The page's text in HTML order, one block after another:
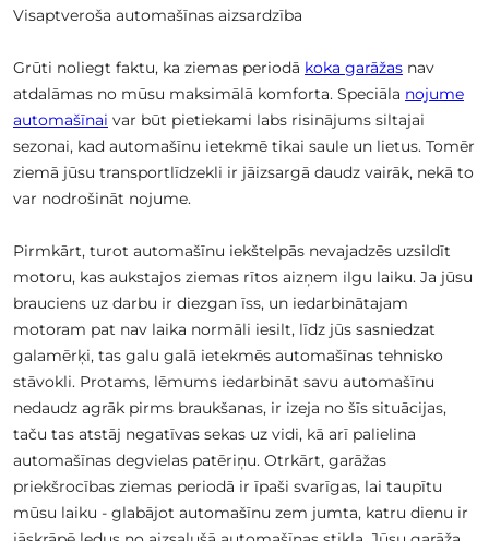
Visaptveroša automašīnas aizsardzība
Grūti noliegt faktu, ka ziemas periodā koka garāžas nav
atdalāmas no mūsu maksimālā komforta. Speciāla nojume
automašīnai var būt pietiekami labs risinājums siltajai
sezonai, kad automašīnu ietekmē tikai saule un lietus. Tomēr
ziemā jūsu transportlīdzekli ir jāizsargā daudz vairāk, nekā to
var nodrošināt nojume.
Pirmkārt, turot automašīnu iekštelpās nevajadzēs uzsildīt
motoru, kas aukstajos ziemas rītos aizņem ilgu laiku. Ja jūsu
brauciens uz darbu ir diezgan īss, un iedarbinātajam
motoram pat nav laika normāli iesilt, līdz jūs sasniedzat
galamērķi, tas galu galā ietekmēs automašīnas tehnisko
stāvokli. Protams, lēmums iedarbināt savu automašīnu
nedaudz agrāk pirms braukšanas, ir izeja no šīs situācijas,
taču tas atstāj negatīvas sekas uz vidi, kā arī palielina
automašīnas degvielas patēriņu. Otrkārt, garāžas
priekšrocības ziemas periodā ir īpaši svarīgas, lai taupītu
mūsu laiku - glabājot automašīnu zem jumta, katru dienu ir